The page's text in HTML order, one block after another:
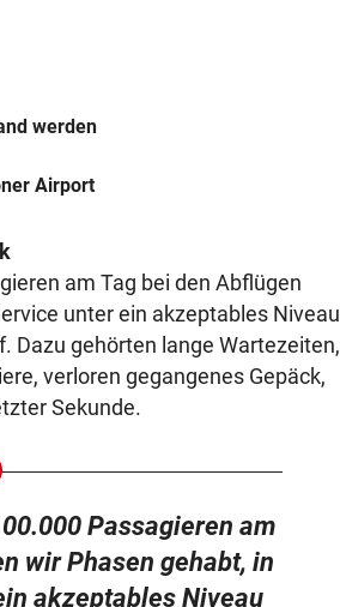
werden
Airport
am Tag bei den Abflügen
unter ein akzeptables Niveau
Dazu gehörten lange Wartezeiten,
verloren gegangenes Gepäck,
Sekunde.
Passagieren am
wir Phasen gehabt, in
akzeptables Niveau